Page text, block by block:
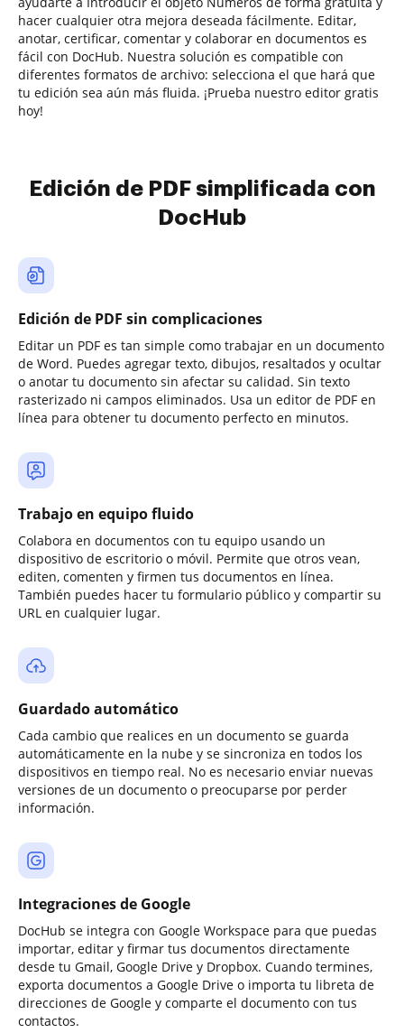
hacer cualquier otra mejora deseada fácilmente. Editar,
anotar, certificar, comentar y colaborar en documentos es
fácil con DocHub. Nuestra solución es compatible con
diferentes formatos de archivo: selecciona el que hará que
tu edición sea aún más fluida. ¡Prueba nuestro editor gratis
hoy!
Edición de PDF simplificada con
DocHub
Edición de PDF sin complicaciones
Editar un PDF es tan simple como trabajar en un documento
de Word. Puedes agregar texto, dibujos, resaltados y ocultar
o anotar tu documento sin afectar su calidad. Sin texto
rasterizado ni campos eliminados. Usa un editor de PDF en
línea para obtener tu documento perfecto en minutos.
Trabajo en equipo fluido
Colabora en documentos con tu equipo usando un
dispositivo de escritorio o móvil. Permite que otros vean,
editen, comenten y firmen tus documentos en línea.
También puedes hacer tu formulario público y compartir su
URL en cualquier lugar.
Guardado automático
Cada cambio que realices en un documento se guarda
automáticamente en la nube y se sincroniza en todos los
dispositivos en tiempo real. No es necesario enviar nuevas
versiones de un documento o preocuparse por perder
información.
Integraciones de Google
DocHub se integra con Google Workspace para que puedas
importar, editar y firmar tus documentos directamente
desde tu Gmail, Google Drive y Dropbox. Cuando termines,
exporta documentos a Google Drive o importa tu libreta de
direcciones de Google y comparte el documento con tus
contactos.